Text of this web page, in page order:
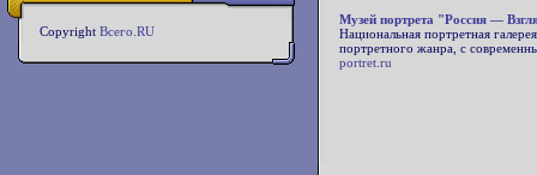
Copyright Всего.RU
Музей портрета "Россия —
Национальная портретная
портретного жанра, с
portret.ru